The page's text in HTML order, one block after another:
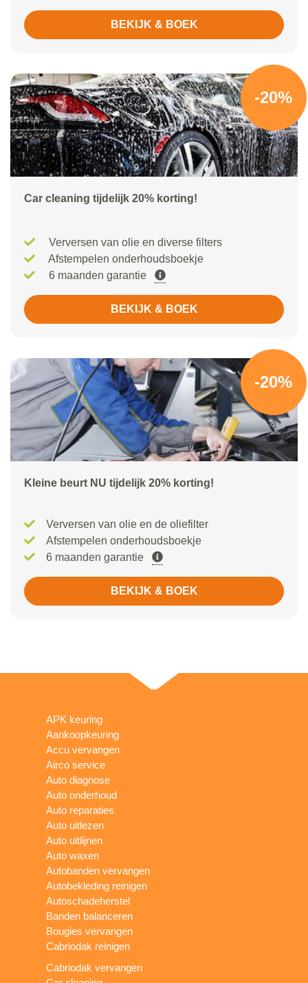
BEKIJK & BOEK
-20%
Car cleaning tijdelijk 20% korting!
Verversen van olie en diverse filters
Afstempelen onderhoudsboekje
6 maanden garantie
BEKIJK & BOEK
-20%
Kleine beurt NU tijdelijk 20% korting!
Verversen van olie en de oliefilter
Afstempelen onderhoudsboekje
6 maanden garantie
BEKIJK & BOEK
APK keuring
Aankoopkeuring
Accu vervangen
Airco service
Auto diagnose
Auto onderhoud
Auto reparaties
Auto uitlezen
Auto uitlijnen
Auto waxen
Autobanden vervangen
Autobekleding reinigen
Autoschadeherstel
Banden balanceren
Bougies vervangen
Cabriodak reinigen
Cabriodak vervangen